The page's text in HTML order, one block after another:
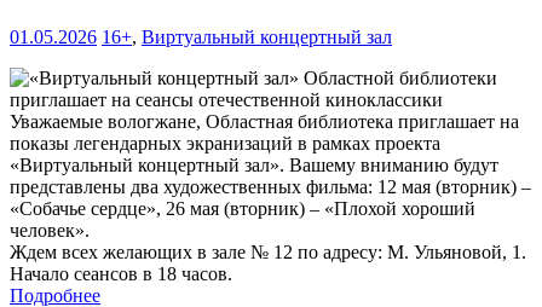
01.05.2026 16+, Виртуальный концертный зал
Уважаемые вологжане, Областная библиотека приглашает на
показы легендарных экранизаций в рамках проекта
«Виртуальный концертный зал». Вашему вниманию будут
представлены два художественных фильма: 12 мая (вторник) –
«Собачье сердце», 26 мая (вторник) – «Плохой хороший
человек».
Ждем всех желающих в зале № 12 по адресу: М. Ульяновой, 1.
Начало сеансов в 18 часов.
Подробнее